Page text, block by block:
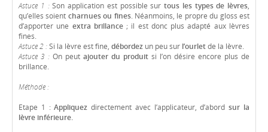
Astuce 1 :Son application est possible sur tous les types de lèvres,
qu’elles soient charnues ou fines. Néanmoins, le propre du gloss est
d’apporter une extra brillance; il est donc plus adapté aux lèvres
fines.
Astuce 2 :Si la lèvre est fine, débordez un peu sur l’ourletde la lèvre.
Astuce 3 : On peut ajouter du produit si l’on désire encore plus de
brillance.
Méthode :
Etape 1 :Appliquez directement avec l’applicateur, d’abordsur la
lèvre inférieure.